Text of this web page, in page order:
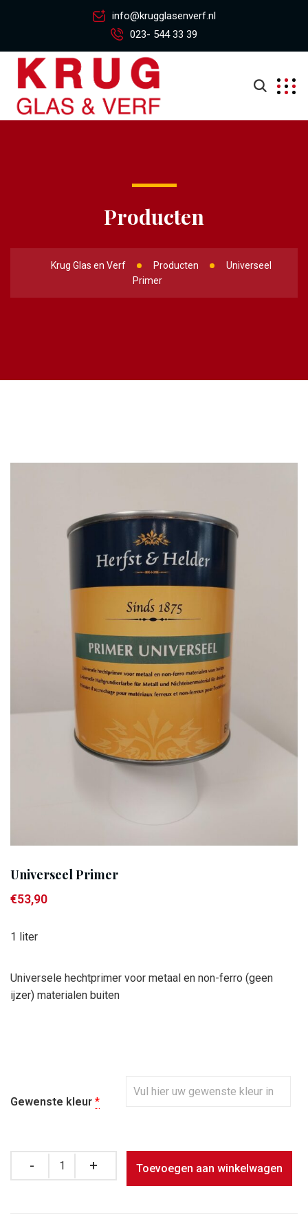
info@krugglasenverf.nl
023- 544 33 39
Producten
Krug Glas en Verf Producten
Universeel
Primer
Universeel Primer
€53,90
1 liter
Universele hechtprimer voor metaal en non-ferro (geen
ijzer) materialen buiten
Gewenste kleur *
Quantity
Toevoegen aan winkelwagen